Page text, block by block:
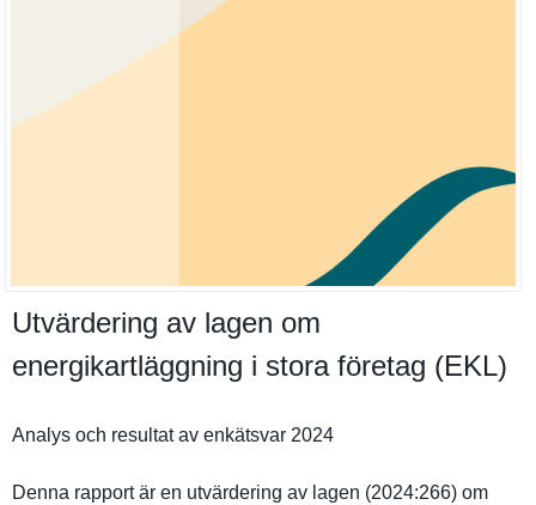
Utvärdering av lagen om
energikartläggning i stora företag (EKL)
Analys och resultat av enkätsvar 2024
Denna rapport är en utvärderin­g av lagen (2024:266) om